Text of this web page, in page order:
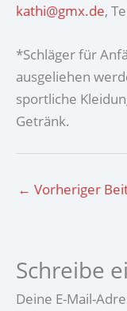
kathi@gmx.de,
*Schläger für
ausgeliehen
sportliche
Getränk.
← Vorheriger
Schreibe
Deine E-Mail-